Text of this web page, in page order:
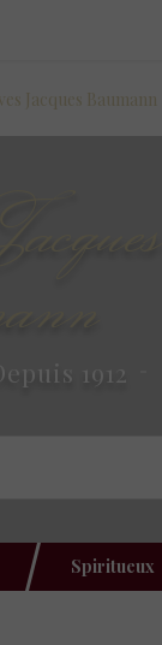
Depuis 1912
Spiritueux